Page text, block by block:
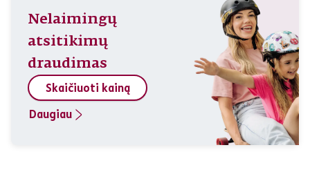
Nelaimingų
atsitikimų
draudimas
Skaičiuoti kainą
Daugiau